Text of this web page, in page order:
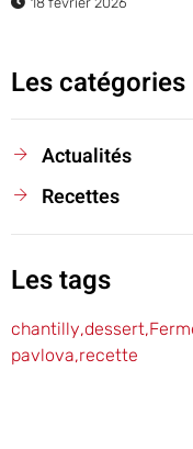
Les catégories
Actualités
Recettes
Les tags
chantilly,dessert,
pavlova,recette